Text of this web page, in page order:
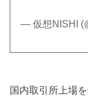
— 仮想NISHI
国内取引所上場